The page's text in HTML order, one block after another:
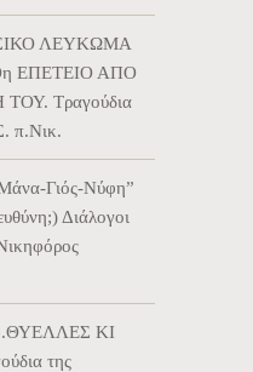
ΛΕΥΚΩΜΑ
ΕΠΕΤΕΙΟ ΑΠΟ
Τραγούδια
π.Νικ.
Γιός-Νύφη”
Διάλογοι
ΚΙ
της